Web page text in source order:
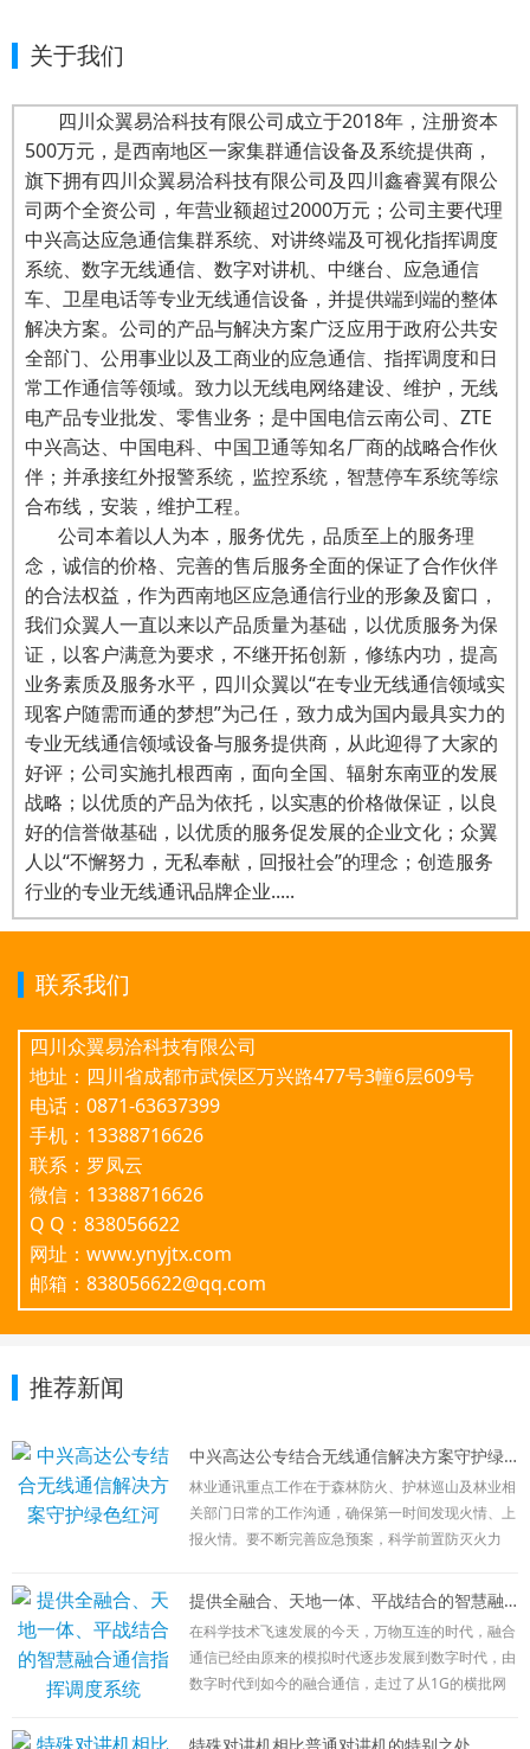
关于我们
四川众翼易洽科技有限公司成立于2018年，注册资本
500万元，是西南地区一家集群通信设备及系统提供商，
旗下拥有四川众翼易洽科技有限公司及四川鑫睿翼有限公
司两个全资公司，年营业额超过2000万元；公司主要代理
中兴高达应急通信集群系统、对讲终端及可视化指挥调度
系统、数字无线通信、数字对讲机、中继台、应急通信
车、卫星电话等专业无线通信设备，并提供端到端的整体
解决方案。公司的产品与解决方案广泛应用于政府公共安
全部门、公用事业以及工商业的应急通信、指挥调度和日
常工作通信等领域。致力以无线电网络建设、维护，无线
电产品专业批发、零售业务；是中国电信云南公司、ZTE
中兴高达、中国电科、中国卫通等知名厂商的战略合作伙
伴；并承接红外报警系统，监控系统，智慧停车系统等综
合布线，安装，维护工程。
公司本着以人为本，服务优先，品质至上的服务理
念，诚信的价格、完善的售后服务全面的保证了合作伙伴
的合法权益，作为西南地区应急通信行业的形象及窗口，
我们众翼人一直以来以产品质量为基础，以优质服务为保
证，以客户满意为要求，不继开拓创新，修练内功，提高
业务素质及服务水平，四川众翼以“在专业无线通信领域实
现客户随需而通的梦想”为己任，致力成为国内最具实力的
专业无线通信领域设备与服务提供商，从此迎得了大家的
好评；公司实施扎根西南，面向全国、辐射东南亚的发展
战略；以优质的产品为依托，以实惠的价格做保证，以良
好的信誉做基础，以优质的服务促发展的企业文化；众翼
人以“不懈努力，无私奉献，回报社会”的理念；创造服务
行业的专业无线通讯品牌企业.....
联系我们
四川众翼易洽科技有限公司
地址：四川省成都市武侯区万兴路477号3幢6层609号
电话：0871-63637399
手机：13388716626
联系：罗凤云
微信：13388716626
Q Q：838056622
网址：www.ynyjtx.com
邮箱：838056622@qq.com
推荐新闻
中兴高达公专结合无线通信解决方案守护绿色红河
林业通讯重点工作在于森林防火、护林巡山及林业相
关部门日常的工作沟通，确保第一时间发现火情、上
报火情。要不断完善应急预案，科学前置防灭火力
去、信息能畅通，有力有序有效处置火灾扑救、火场
目前林业通讯方式主要有以下几种：公网通讯：
在林区外围相应负责人向总部进行日常沟通及工作汇
报使用，该通讯方式简单，接续时间长，但受网络限
提供全融合、天地一体、平战结合的智慧融合通信指挥调度系统
在科学技术飞速发展的今天，万物互连的时代，融合
通信已经由原来的模拟时代逐步发展到数字时代，由
数字时代到如今的融合通信，走过了从1G的横批网
网结合；现在宽窄融合、公专结合已经满足不了广大
特殊对讲机相比普通对讲机的特别之处